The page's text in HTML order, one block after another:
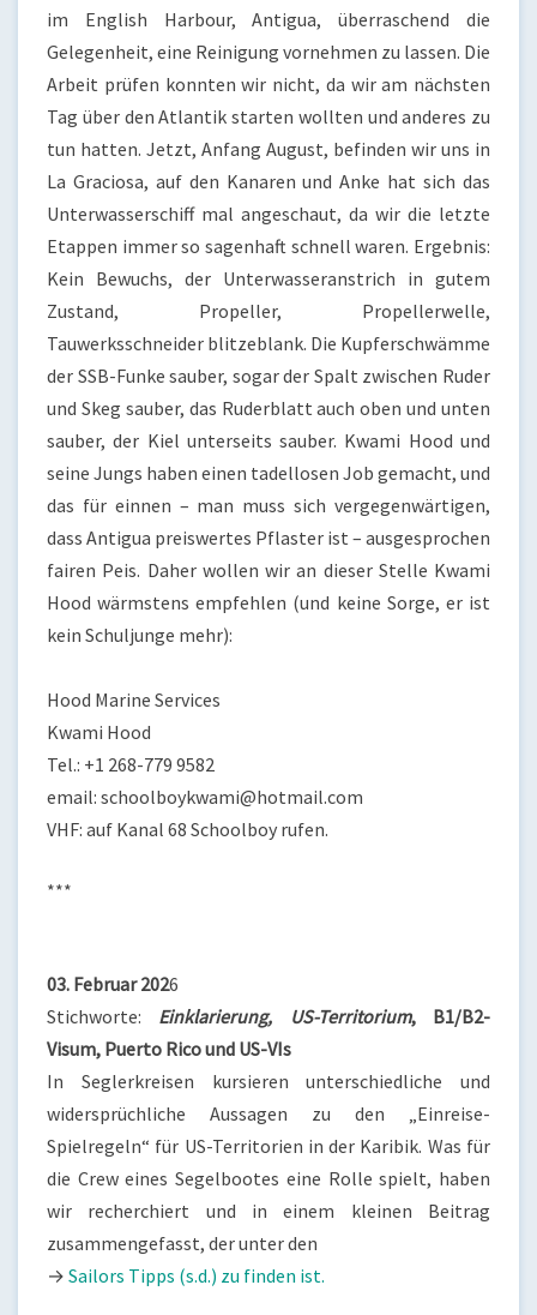
im English Harbour, Antigua, überraschend die
Gelegenheit, eine Reinigung vornehmen zu lassen. Die
Arbeit prüfen konnten wir nicht, da wir am nächsten
Tag über den Atlantik starten wollten und anderes zu
tun hatten. Jetzt, Anfang August, befinden wir uns in
La Graciosa, auf den Kanaren und Anke hat sich das
Unterwasserschiff mal angeschaut, da wir die letzte
Etappen immer so sagenhaft schnell waren. Ergebnis:
Kein Bewuchs, der Unterwasseranstrich in gutem
Zustand, Propeller, Propellerwelle,
Tauwerksschneider blitzeblank. Die Kupferschwämme
der SSB-Funke sauber, sogar der Spalt zwischen Ruder
und Skeg sauber, das Ruderblatt auch oben und unten
sauber, der Kiel unterseits sauber. Kwami Hood und
seine Jungs haben einen tadellosen Job gemacht, und
das für einnen – man muss sich vergegenwärtigen,
dass Antigua preiswertes Pflaster ist – ausgesprochen
fairen Peis. Daher wollen wir an dieser Stelle Kwami
Hood wärmstens empfehlen (und keine Sorge, er ist
kein Schuljunge mehr):
Hood Marine Services
Kwami Hood
Tel.: +1 268-779 9582
email: schoolboykwami@hotmail.com
VHF: auf Kanal 68 Schoolboy rufen.
***
03. Februar 2026
Stichworte: Einklarierung, US-Territorium, B1/B2-
Visum, Puerto Rico und US-VIs
In Seglerkreisen kursieren unterschiedliche und
widersprüchliche Aussagen zu den „Einreise-
Spielregeln“ für US-Territorien in der Karibik. Was für
die Crew eines Segelbootes eine Rolle spielt, haben
wir recherchiert und in einem kleinen Beitrag
zusammengefasst, der unter den
→ Sailors Tipps (s.d.) zu finden ist.